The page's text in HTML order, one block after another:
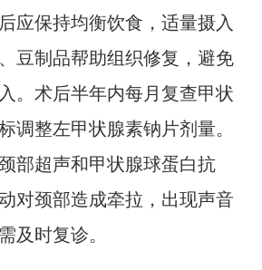
应保持均衡饮食，适量摄入
豆制品帮助组织修复，避免
。术后半年内每月复查甲状
调整左甲状腺素钠片剂量。
部超声和甲状腺球蛋白抗
对颈部造成牵拉，出现声音
及时复诊。